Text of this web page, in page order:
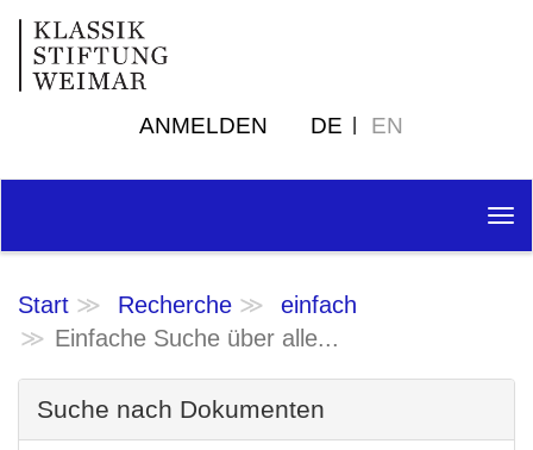
ANMELDEN DE EN
Start Recherche
einfach
Einfache Suche über alle...
Suche nach Dokumenten